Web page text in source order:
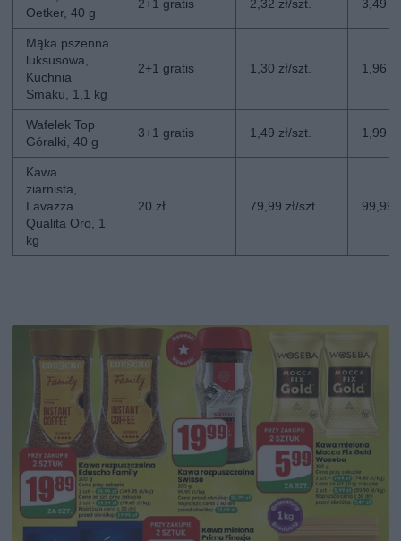
Oetker, 40 g
2+1 gratis 2,32 zł/szt. 3,49
Mąka pszenna
luksusowa,
Kuchnia
Smaku, 1,1 kg
2+1 gratis 1,30 zł/szt. 1,96
Wafelek Top
Góralki, 40 g
3+1 gratis 1,49 zł/szt. 1,99
Kawa
ziarnista,
Lavazza
Qualita Oro, 1
kg
20 zł 79,99 zł/szt. 99,99